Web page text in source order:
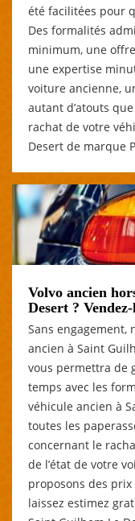
été facilitées pour
Des formalités
minimum, une
une expertise
voiture ancienne,
autant d’atouts
rachat de votre
Desert de marque
Volvo ancien
Desert ?
Sans engagement,
ancien à Saint
vous permettra de
temps avec les
véhicule ancien à
toutes les
concernant le
de l’état de votre
proposons des
laissez estimez